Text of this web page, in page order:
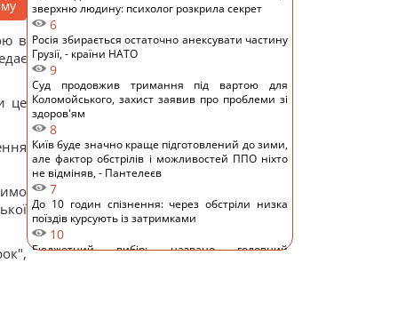
в
це
зверхню людину: психолог розкрила секрет
6
Росія збирається остаточно анексувати частину
Грузії, - країни НАТО
9
Суд продовжив тримання під вартою для
Коломойського, захист заявив про проблеми зі
здоров'ям
8
Київ буде значно краще підготовлений до зими,
але фактор обстрілів і можливостей ППО ніхто
не відміняв, - Пантелеєв
7
До 10 годин спізнення: через обстріли низка
поїздів курсують із затримками
10
Бюджетний вибір: названо головний